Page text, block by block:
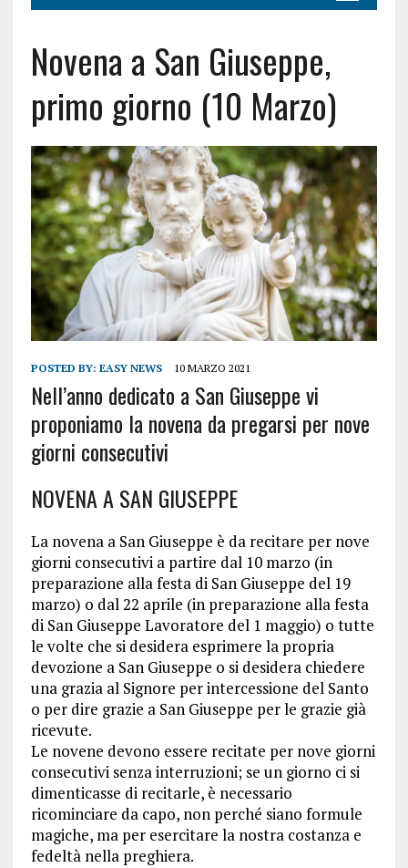
Novena a San Giuseppe,
primo giorno (10 Marzo)
POSTED BY: EASY NEWS 10 MARZO 2021
Nell’anno dedicato a San Giuseppe vi
proponiamo la novena da pregarsi per nove
giorni consecutivi
NOVENA A SAN GIUSEPPE
La novena a San Giuseppe è da recitare per nove
giorni consecutivi a partire dal 10 marzo (in
preparazione alla festa di San Giuseppe del 19
marzo) o dal 22 aprile (in preparazione alla festa
di San Giuseppe Lavoratore del 1 maggio) o tutte
le volte che si desidera esprimere la propria
devozione a San Giuseppe o si desidera chiedere
una grazia al Signore per intercessione del Santo
o per dire grazie a San Giuseppe per le grazie già
ricevute.
Le novene devono essere recitate per nove giorni
consecutivi senza interruzioni; se un giorno ci si
dimenticasse di recitarle, è necessario
ricominciare da capo, non perché siano formule
magiche, ma per esercitare la nostra costanza e
fedeltà nella preghiera.